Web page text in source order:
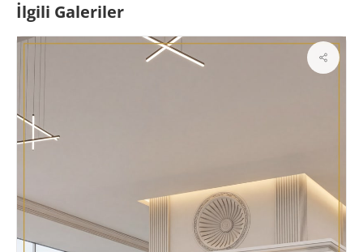
İlgili Galeriler